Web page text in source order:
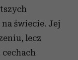
świecie. Jej
lecz